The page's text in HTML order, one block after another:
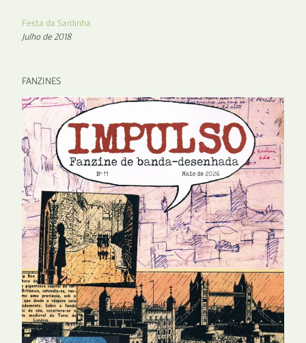
Festa da Sardinha
Julho de 2018
FANZINES